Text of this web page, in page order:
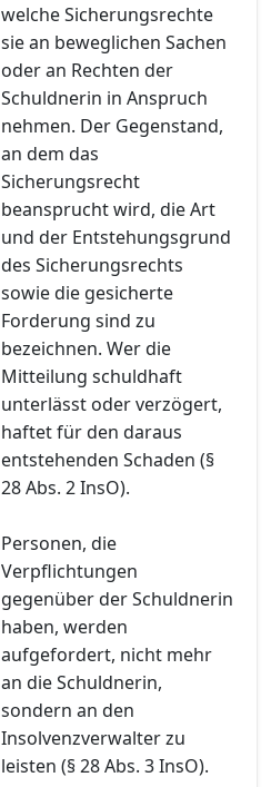
welche Sicherungsrechte
sie an beweglichen Sachen
oder an Rechten der
Schuldnerin in Anspruch
nehmen. Der Gegenstand,
an dem das
Sicherungsrecht
beansprucht wird, die Art
und der Entstehungsgrund
des Sicherungsrechts
sowie die gesicherte
Forderung sind zu
bezeichnen. Wer die
Mitteilung schuldhaft
unterlässt oder verzögert,
haftet für den daraus
entstehenden Schaden (§
28 Abs. 2 InsO).
Personen, die
Verpflichtungen
gegenüber der Schuldnerin
haben, werden
aufgefordert, nicht mehr
an die Schuldnerin,
sondern an den
Insolvenzverwalter zu
leisten (§ 28 Abs. 3 InsO).